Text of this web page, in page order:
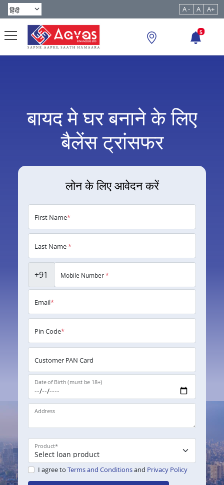
A - A A+
5
बायद मे घर बनाने के लिए
बैलेंस ट्रांसफर
लोन के लिए आवेदन करें
First Name*
Last Name*
+91 Mobile Number*
Email*
Pin Code*
Customer PAN Card
Date of Birth (must be 18+)
Address
Product*
I agree to Terms and Conditionsand Privacy Policy